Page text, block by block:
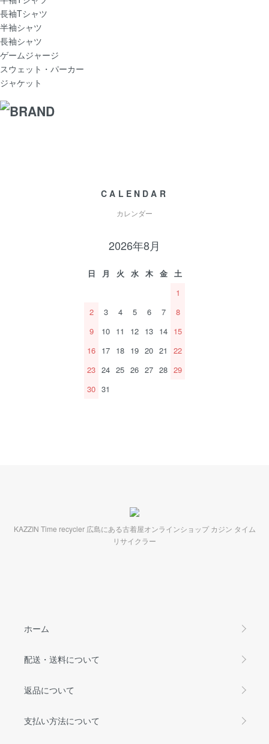
長袖Tシャツ
半袖シャツ
長袖シャツ
ゲームジャージ
スウェット・パーカー
ジャケット
CALENDAR
カレンダー
2026年8月
日 月 火 水 木 金
土
1
2
3 4 5 6 7
8
9
10 11 12 13 14 15
16 17 18 19 20 21
22
23 24 25 26 27 28 29
30 31
KAZZIN Time recycler 広島にある古着屋オンラインショップ カジン タイム
リサイクラー
ホーム
配送・送料について
返品について
支払い方法について